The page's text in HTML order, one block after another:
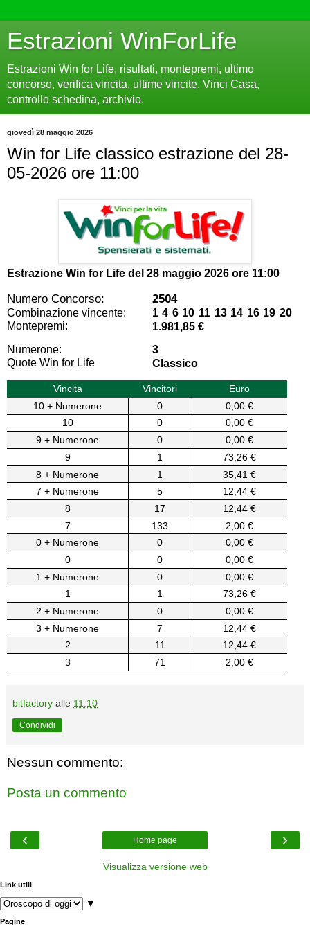
Estrazioni WinForLife
Estrazioni Win for Life, risultati, montepremi, ultimo
concorso, verifica vincita, ultime vincite, Vinci Casa,
controllo schedina, archivio.
giovedì 28 maggio 2026
Win for Life classico estrazione del 28-
05-2026 ore 11:00
Estrazione Win for Life del 28 maggio 2026 ore 11:00
Numero Concorso: 2504
Combinazione vincente:
1 4 6 10 11 13 14 16 19 20
Montepremi:
1.981,85 €
Numerone:
3
Quote Win for Life
Classico
Vincita Vincitori
Euro
10 + Numerone
0
0,00 €
10
0
0,00 €
9 + Numerone
0
0,00 €
9
1
73,26 €
8 + Numerone
1
35,41 €
7 + Numerone
5
12,44 €
8
17
12,44 €
7
133
2,00 €
0 + Numerone
0
0,00 €
0
0
0,00 €
1 + Numerone
0
0,00 €
1
1
73,26 €
2 + Numerone
0
0,00 €
3 + Numerone
7
12,44 €
2
11
12,44 €
3
71 2,00 €
bitfactory alle 11:10
Condividi
Nessun commento:
Posta un commento
‹ ›
Home page
Visualizza versione web
Link utili
▼
Pagine